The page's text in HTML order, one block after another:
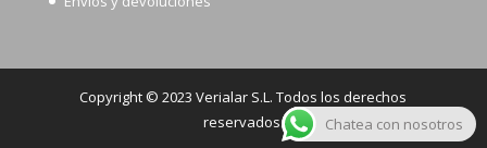
Copyright © 2023 Verialar S.L. Todos los derechos
reservados.
Chatea con nosotros